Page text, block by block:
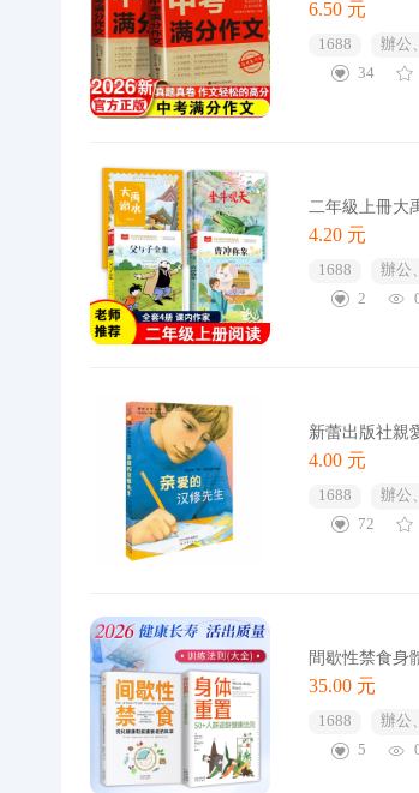
6.50 元
1688 辦公
34
二年級上冊大
4.20 元
1688 辦公
2
新蕾出版社親
4.00 元
1688 辦公
72
間歇性禁食身
35.00 元
1688 辦公
5